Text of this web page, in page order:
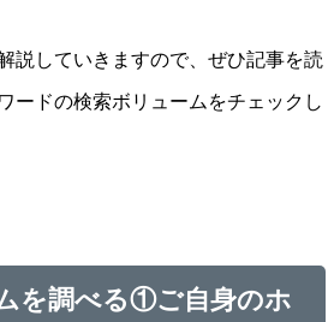
説していきますので、ぜひ記事を読
ードの検索ボリュームをチェックし
を調べる①ご自身のホ